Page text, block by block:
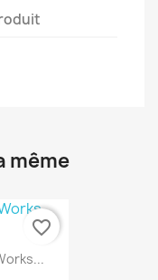
même
favorite_border